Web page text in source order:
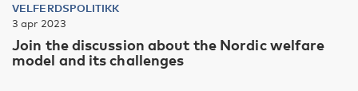
VELFERDSPOLITIKK
3 apr 2023
Join the discussion about the Nordic welfare
model and its challenges